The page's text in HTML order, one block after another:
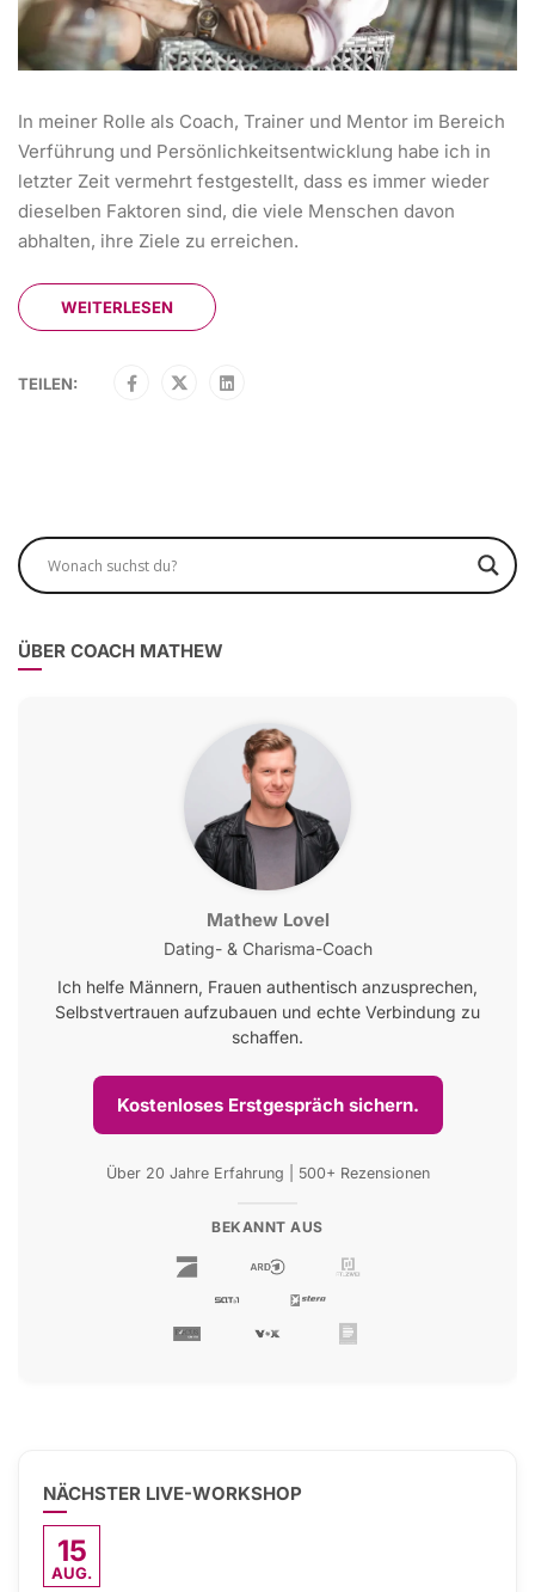
In meiner Rolle als Coach, Trainer und Mentor im Bereich
Verführung und Persönlichkeitsentwicklung habe ich in
letzter Zeit vermehrt festgestellt, dass es immer wieder
dieselben Faktoren sind, die viele Menschen davon
abhalten, ihre Ziele zu erreichen.
WEITERLESEN
TEILEN:
ÜBER COACH MATHEW
Mathew Lovel
Dating- & Charisma-Coach
Ich helfe Männern, Frauen authentisch anzusprechen,
Selbstvertrauen aufzubauen und echte Verbindung zu
schaffen.
Kostenloses Erstgespräch sichern.
Über 20 Jahre Erfahrung | 500+ Rezensionen
BEKANNT AUS
NÄCHSTER LIVE-WORKSHOP
15
AUG.